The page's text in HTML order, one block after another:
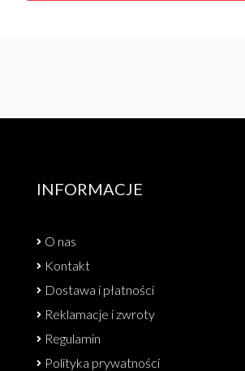
INFORMACJE
O nas
Kontakt
Dostawa i płatności
Reklamacje i zwroty
Regulamin
Polityka prywatności